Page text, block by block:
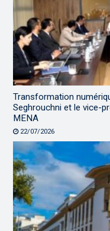
Transformation
Seghrouchni et le vice-
MENA
22/07/2026